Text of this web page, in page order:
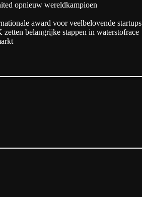
opnieuw wereldkampioen
award voor veelbelovende startups
belangrijke stappen in waterstofrace